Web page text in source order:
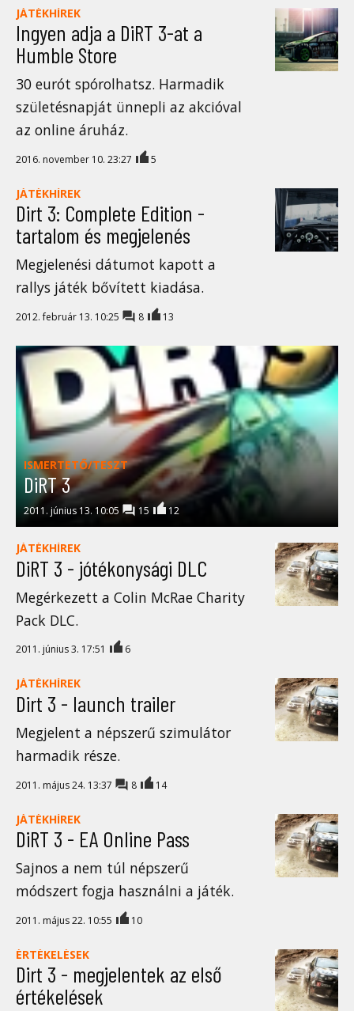
JÁTÉKHÍREK
Ingyen adja a DiRT 3-at a
Humble Store
30 eurót spórolhatsz. Harmadik
születésnapját ünnepli az akcióval
az online áruház.
2016. november 10. 23:27 5
JÁTÉKHÍREK
Dirt 3: Complete Edition -
tartalom és megjelenés
Megjelenési dátumot kapott a
rallys játék bővített kiadása.
2012. február 13. 10:25 8 13
ISMERTETŐ/TESZT
DiRT 3
2011. június 13. 10:05 15 12
JÁTÉKHÍREK
DiRT 3 - jótékonysági DLC
Megérkezett a Colin McRae Charity
Pack DLC.
2011. június 3. 17:51 6
JÁTÉKHÍREK
Dirt 3 - launch trailer
Megjelent a népszerű szimulátor
harmadik része.
2011. május 24. 13:37 8 14
JÁTÉKHÍREK
DiRT 3 - EA Online Pass
Sajnos a nem túl népszerű
módszert fogja használni a játék.
2011. május 22. 10:55 10
ÉRTÉKELÉSEK
Dirt 3 - megjelentek az első
értékelések